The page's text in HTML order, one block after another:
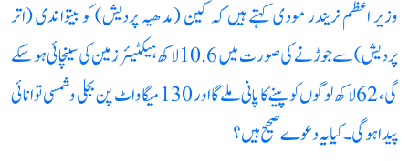
وزیر اعظم نریندر مودی کہتے ہیں کہ کین (مدھیہ پردیش) کو بیتوا ندی (اتر
پردیش) سے جوڑنے کی صورت میں 10.6 لاکھ ہیکٹیئر زمین کی سینچائی ہو سکے
گی، 62 لاکھ لوگوں کو پینے کا پانی ملے گا اور 130 میگاواٹ پن بجلی و شمسی توانائی
پیدا ہوگی۔ کیا یہ دعوے صحیح ہیں؟